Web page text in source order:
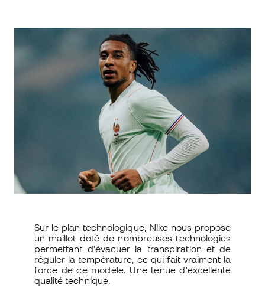
Sur le plan technologique, Nike nous propose
un maillot doté de nombreuses technologies
permettant d'évacuer la transpiration et de
réguler la température, ce qui fait vraiment la
force de ce modèle. Une tenue d'excellente
qualité technique.